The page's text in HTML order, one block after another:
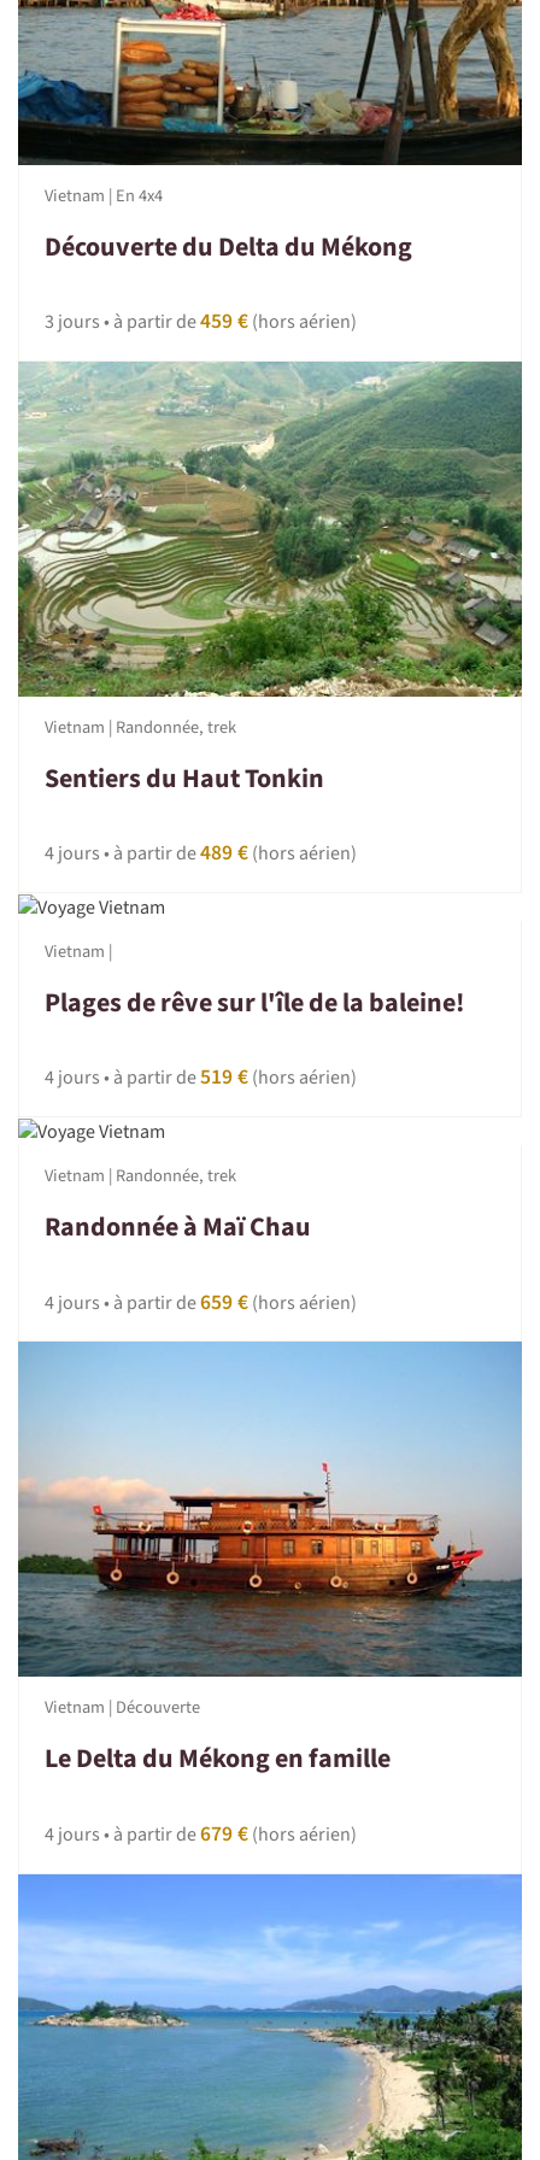
Vietnam | En 4x4
Découverte du Delta du Mékong
3 jours • à partir de459 €(hors aérien)
Vietnam | Randonnée, trek
Sentiers du Haut Tonkin
4 jours • à partir de489 €(hors aérien)
Vietnam |
Plages de rêve sur l'île de la baleine!
4 jours • à partir de519 €(hors aérien)
Vietnam | Randonnée, trek
Randonnée à Maï Chau
4 jours • à partir de659 €(hors aérien)
Vietnam | Découverte
Le Delta du Mékong en famille
4 jours • à partir de679 €(hors aérien)